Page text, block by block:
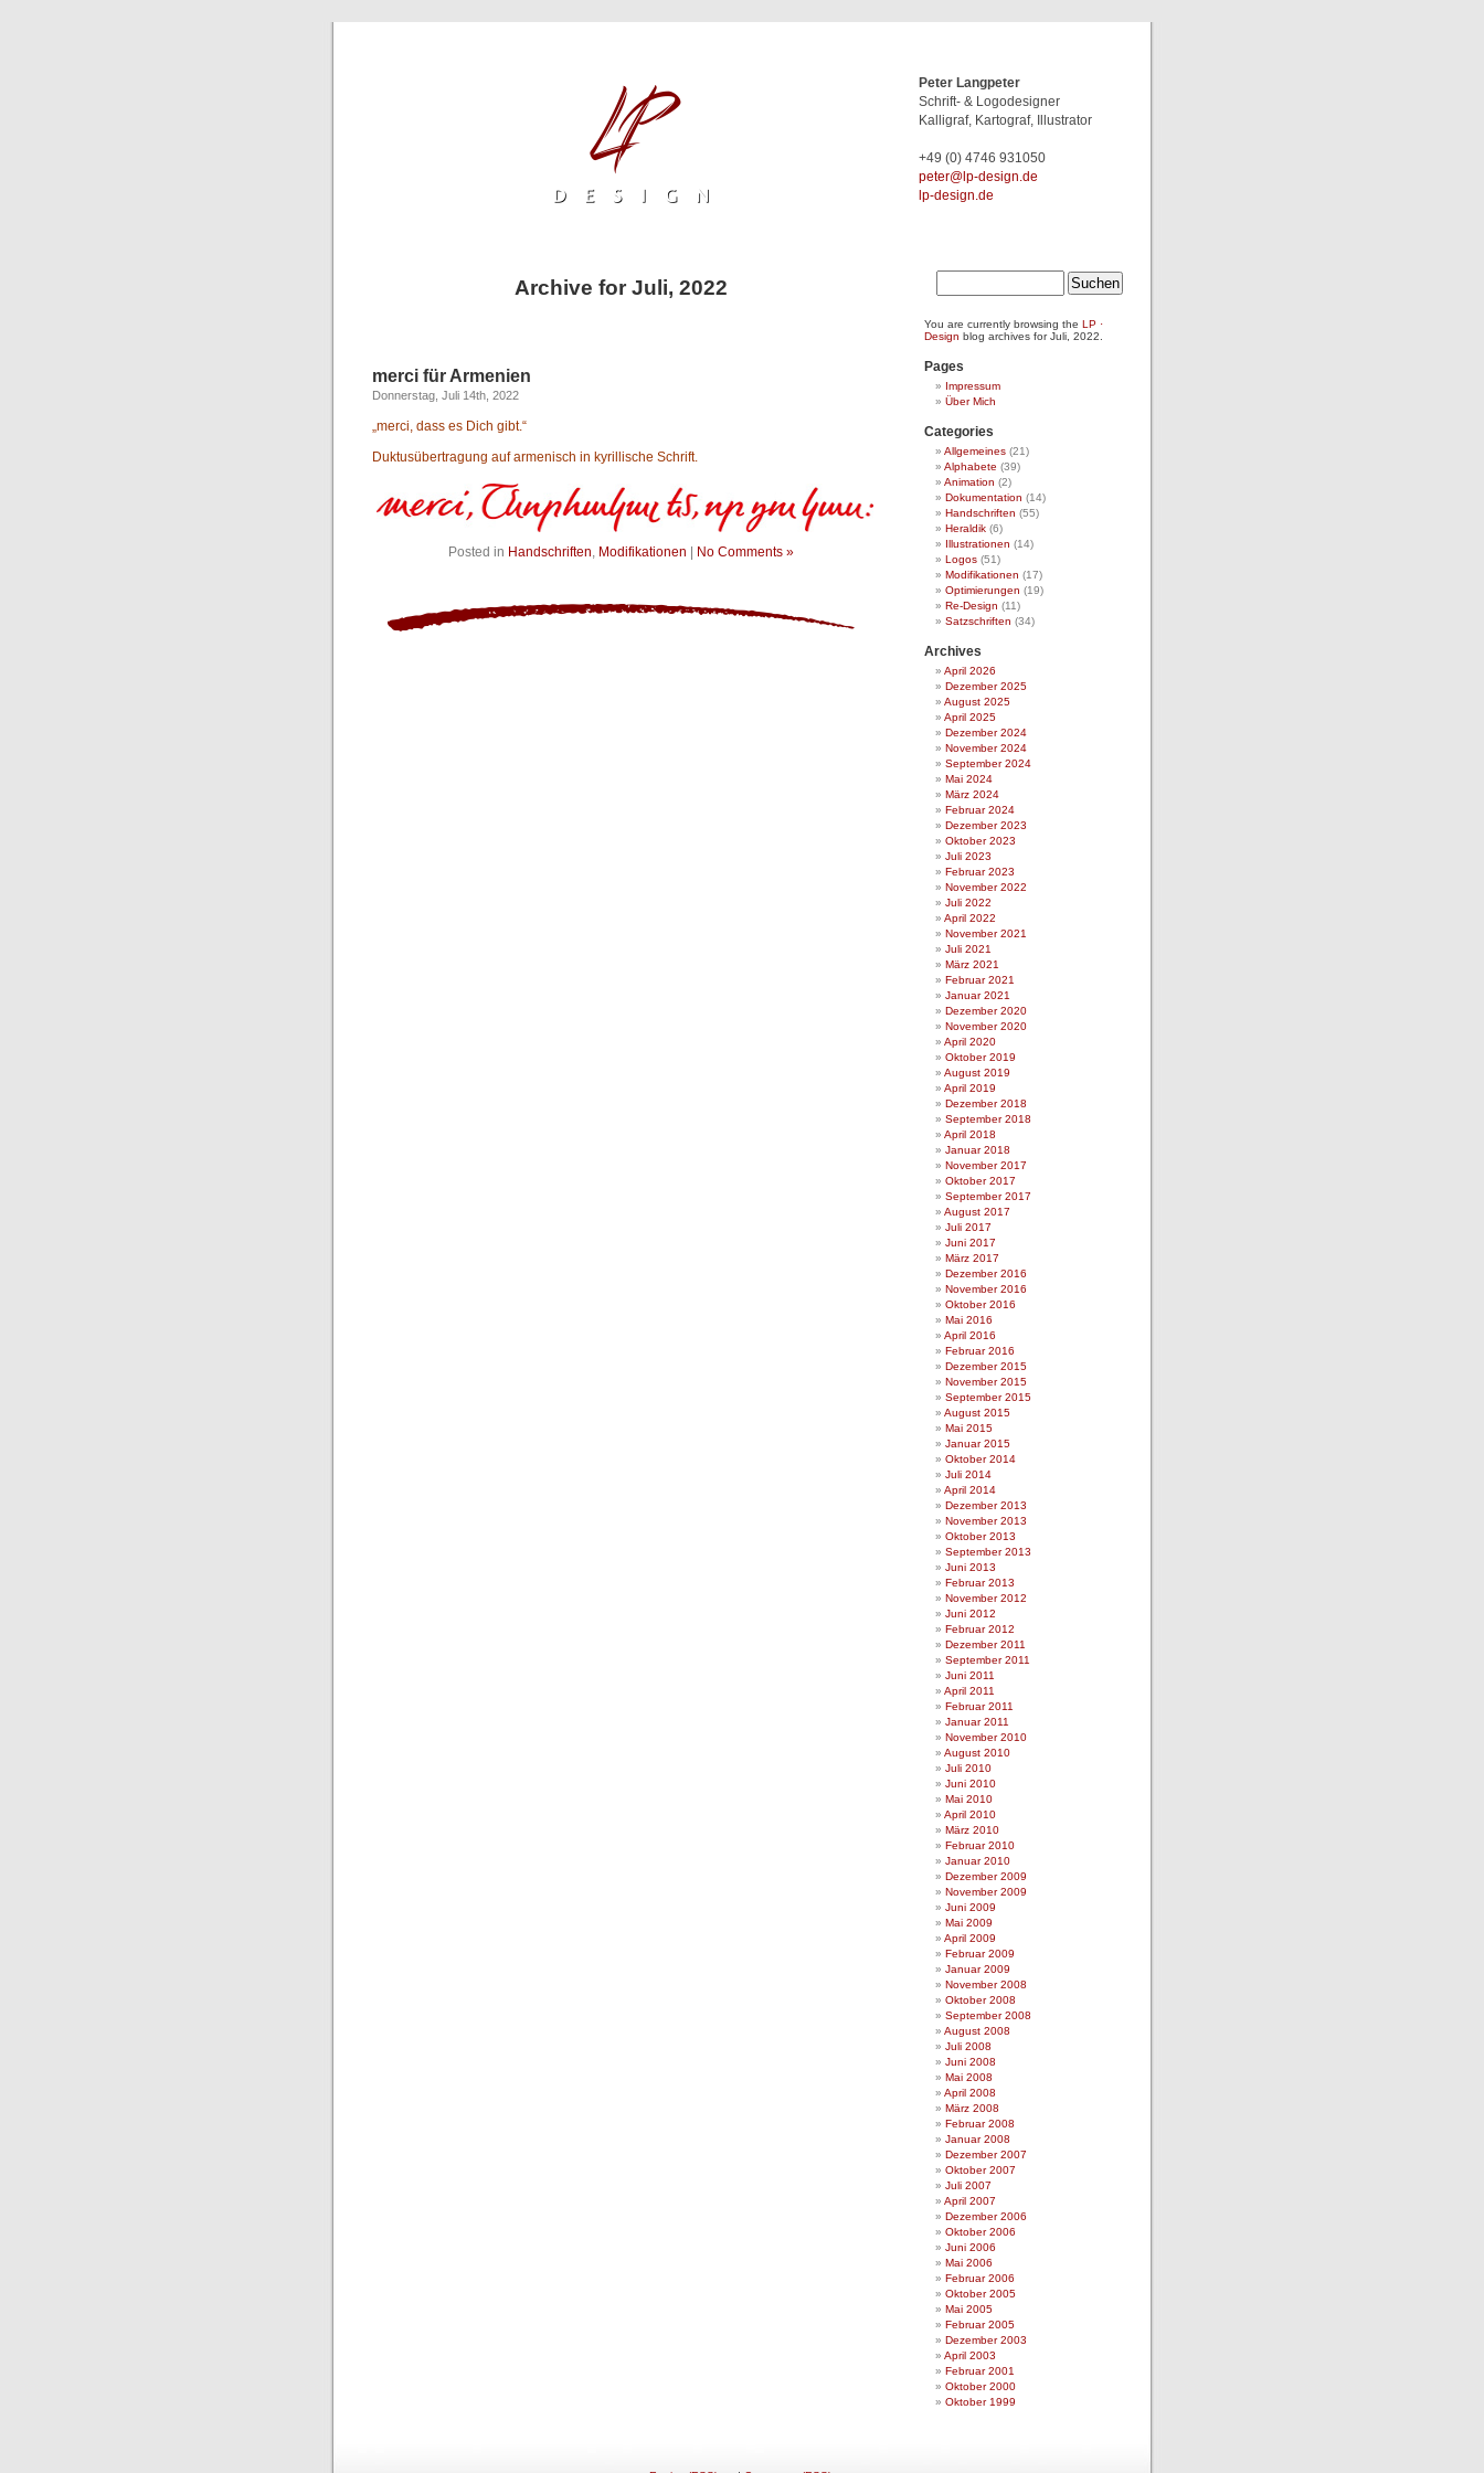
Peter Langpeter
Schrift- & Logodesigner
Kalligraf, Kartograf, Illustrator
+49 (0) 4746 931050
ed.ngised-pl@retep
lp-design.de
Archive for Juli, 2022
merci für Armenien
Donnerstag, Juli 14th, 2022
„merci, dass es Dich gibt.“
Duktusübertragung auf armenisch in kyrillische Schrift.
Posted in Handschriften, Modifikationen No Comments »
Suchen
You are currently browsing the LP ·
Design blog archives for Juli, 2022.
Pages
Impressum
Über Mich
Categories
Allgemeines (21)
Alphabete (39)
Animation (2)
Dokumentation (14)
Handschriften (55)
Heraldik (6)
Illustrationen (14)
Logos (51)
Modifikationen (17)
Optimierungen (19)
Re-Design (11)
Satzschriften (34)
Archives
April 2026
Dezember 2025
August 2025
April 2025
Dezember 2024
November 2024
September 2024
Mai 2024
März 2024
Februar 2024
Dezember 2023
Oktober 2023
Juli 2023
Februar 2023
November 2022
Juli 2022
April 2022
November 2021
Juli 2021
März 2021
Februar 2021
Januar 2021
Dezember 2020
November 2020
April 2020
Oktober 2019
August 2019
April 2019
Dezember 2018
September 2018
April 2018
Januar 2018
November 2017
Oktober 2017
September 2017
August 2017
Juli 2017
Juni 2017
März 2017
Dezember 2016
November 2016
Oktober 2016
Mai 2016
April 2016
Februar 2016
Dezember 2015
November 2015
September 2015
August 2015
Mai 2015
Januar 2015
Oktober 2014
Juli 2014
April 2014
Dezember 2013
November 2013
Oktober 2013
September 2013
Juni 2013
Februar 2013
November 2012
Juni 2012
Februar 2012
Dezember 2011
September 2011
Juni 2011
April 2011
Februar 2011
Januar 2011
November 2010
August 2010
Juli 2010
Juni 2010
Mai 2010
April 2010
März 2010
Februar 2010
Januar 2010
Dezember 2009
November 2009
Juni 2009
Mai 2009
April 2009
Februar 2009
Januar 2009
November 2008
Oktober 2008
September 2008
August 2008
Juli 2008
Juni 2008
Mai 2008
April 2008
März 2008
Februar 2008
Januar 2008
Dezember 2007
Oktober 2007
Juli 2007
April 2007
Dezember 2006
Oktober 2006
Juni 2006
Mai 2006
Februar 2006
Oktober 2005
Mai 2005
Februar 2005
Dezember 2003
April 2003
Februar 2001
Oktober 2000
Oktober 1999